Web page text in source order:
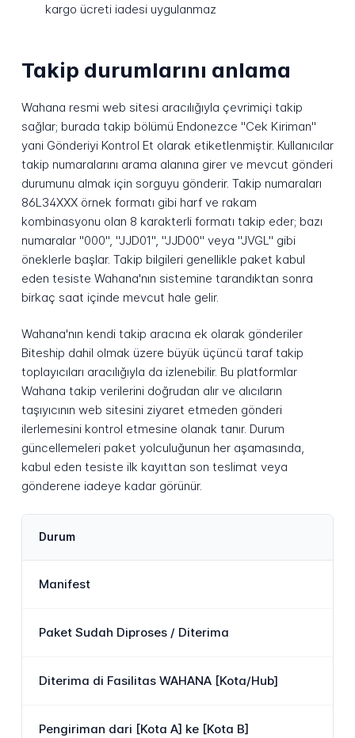
kargo ücreti iadesi uygulanmaz
Takip durumlarını anlama
Wahana resmi web sitesi aracılığıyla çevrimiçi takip
sağlar; burada takip bölümü Endonezce "Cek Kiriman"
yani Gönderiyi Kontrol Et olarak etiketlenmiştir. Kullanıcılar
takip numaralarını arama alanına girer ve mevcut gönderi
durumunu almak için sorguyu gönderir. Takip numaraları
86L34XXX örnek formatı gibi harf ve rakam
kombinasyonu olan 8 karakterli formatı takip eder; bazı
numaralar "000", "JJD01", "JJD00" veya "JVGL" gibi
öneklerle başlar. Takip bilgileri genellikle paket kabul
eden tesiste Wahana'nın sistemine tarandıktan sonra
birkaç saat içinde mevcut hale gelir.
Wahana'nın kendi takip aracına ek olarak gönderiler
Biteship dahil olmak üzere büyük üçüncü taraf takip
toplayıcıları aracılığıyla da izlenebilir. Bu platformlar
Wahana takip verilerini doğrudan alır ve alıcıların
taşıyıcının web sitesini ziyaret etmeden gönderi
ilerlemesini kontrol etmesine olanak tanır. Durum
güncellemeleri paket yolculuğunun her aşamasında,
kabul eden tesiste ilk kayıttan son teslimat veya
gönderene iadeye kadar görünür.
Durum
Manifest
Paket Sudah Diproses / Diterima
Diterima di Fasilitas WAHANA [Kota/Hub]
Pengiriman dari [Kota A] ke [Kota B]